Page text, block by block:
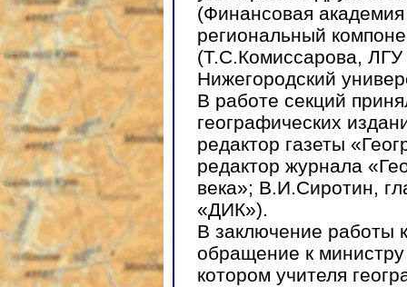
(Финансовая
региональный
(Т.С.Комиссарова,
Нижегородский
В работе секций
географических
редактор газеты
редактор журнала
века»; В.И.Сиротин,
«ДИК»).
В заключение работы
обращение к
котором учителя